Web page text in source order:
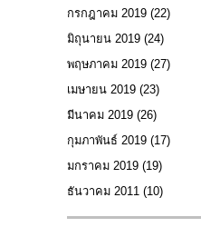
กรกฎาคม 2019 (22)
มิถุนายน 2019 (24)
พฤษภาคม 2019 (27)
เมษายน 2019 (23)
มีนาคม 2019 (26)
กุมภาพันธ์ 2019 (17)
มกราคม 2019 (19)
ธันวาคม 2011 (10)